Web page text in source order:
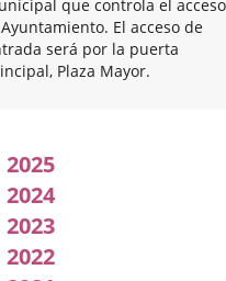
que controla el acceso
El acceso de
será por la puerta
Plaza Mayor.
2025
2024
2023
2022